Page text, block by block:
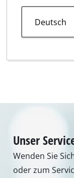
Unser
Wenden Sie
oder zum